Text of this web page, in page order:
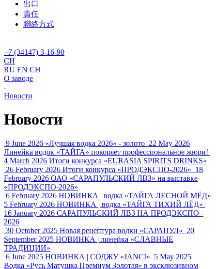
出口
責任
聯絡方式
+7 (34147) 3-16-90
CH
RU EN CH
О заводе
-
Новости
Новости
9 June 2026 «Лучшая водка 2026» - золото 22 May 2026
Линейка водок «ТАЙГА» покоряет профессиональное жюри!
4 March 2026 Итоги конкурса «EURASIA SPIRITS DRINKS»
26 February 2026 Итоги конкурса «ПРОДЭКСПО-2026» 18
February 2026 ОАО «САРАПУЛЬСКИЙ ЛВЗ» на выставке
«ПРОДЭКСПО‑2026»
6 February 2026 НОВИНКА | водка «ТАЙГА ЛЕСНОЙ МЁД»
5 February 2026 НОВИНКА | водка «ТАЙГА ТИХИЙ ЛЁД»
16 January 2026 САРАПУЛЬСКИЙ ЛВЗ НА ПРОДЭКСПО -
2026
30 October 2025 Новая рецептура водки «САРАПУЛ» 20
September 2025 НОВИНКА | линейка «СЛАВНЫЕ
ТРАДИЦИИ»
6 June 2025 НОВИНКА | СОДЖУ «JANCI» 5 May 2025
Водка «Русь Матушка Премиум Золотая» в эксклюзивном